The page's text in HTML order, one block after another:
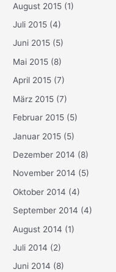
August 2015 (1)
Juli 2015 (4)
Juni 2015 (5)
Mai 2015 (8)
April 2015 (7)
März 2015 (7)
Februar 2015 (5)
Januar 2015 (5)
Dezember 2014 (8)
November 2014 (5)
Oktober 2014 (4)
September 2014 (4)
August 2014 (1)
Juli 2014 (2)
Juni 2014 (8)